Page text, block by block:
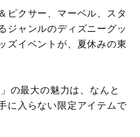
ピクサー、マーベル、スタ
ジャンルのディズニーグッ
ズイベントが、夏休みの東
の最大の魅力は、なんと
に入らない限定アイテムで